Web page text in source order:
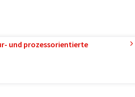
und prozessorientierte